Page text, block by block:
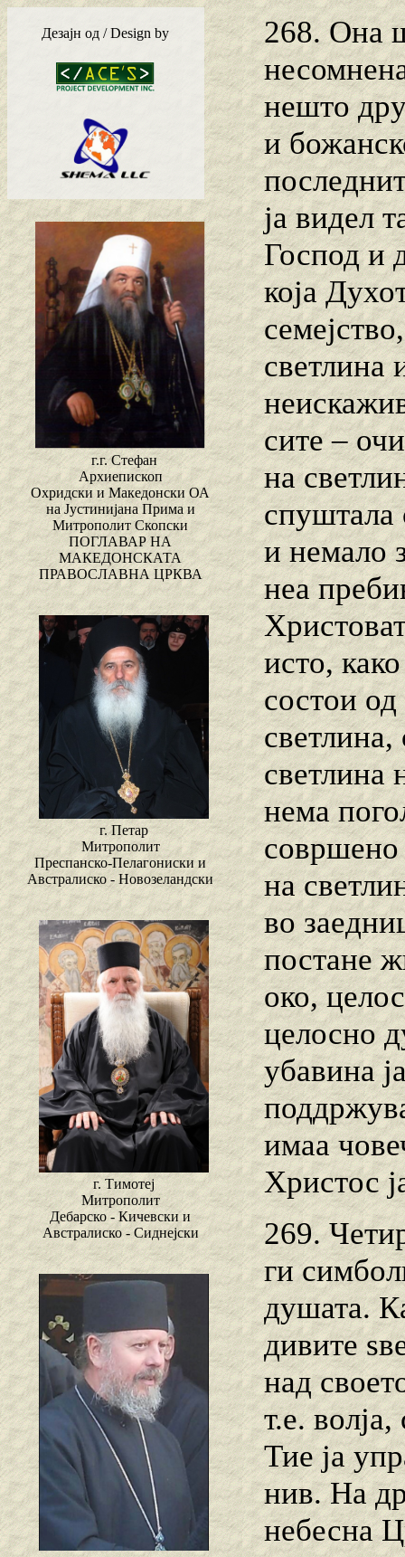
Дезајн од / Design by
г.г. Стефан
Архиепископ
Охридски и Македонски ОА
на Јустинијана Прима и
Митрополит Скопски
ПОГЛАВАР НА
МАКЕДОНСКАТА
ПРАВОСЛАВНА ЦРКВА
г. Петар
Митрополит
Преспанско-Пелагониски и
Австралиско - Новозеландски
г. Тимотеј
Митрополит
Дебарско - Кичевски и
Австралиско - Сиднејски
268. Она
нешто
и
ја видел
Господ и
која
светлина
сите –
на
спуштала
и немало
неа
исто,
состои
светлина,
светлина
нема
совршено
на
во
постане
око,
целосно
убавина
имаа
Христос
269.
ги
душата.
дивите
над
т.е.
Тие ја
нив. На
небесна